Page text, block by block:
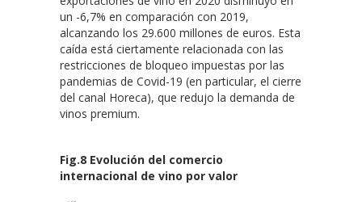
un -6,7% en comparación con 2019,
alcanzando los 29.600 millones de euros. Esta
caída está ciertamente relacionada con las
restricciones de bloqueo impuestas por las
pandemias de Covid-19 (en particular, el cierre
del canal Horeca), que redujo la demanda de
vinos premium.
Fig.8 Evolución del comercio
internacional de vino por valor